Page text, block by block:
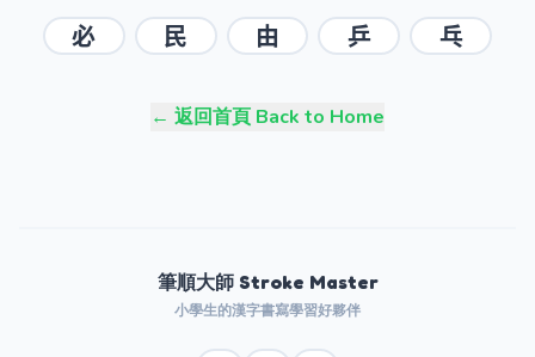
必 民 由 乒 乓
← 返回首頁 Back to Home
筆順大師 Stroke Master
小學生的漢字書寫學習好夥伴